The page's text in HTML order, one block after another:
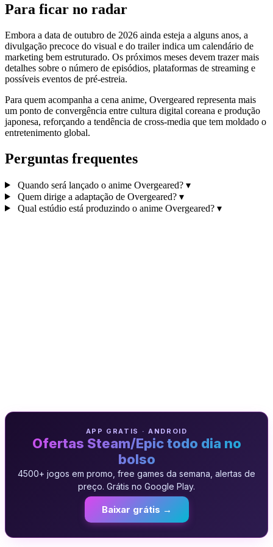
Para ficar no radar
Embora a data de outubro de 2026 ainda esteja a alguns anos, a
divulgação precoce do visual e do trailer indica um calendário de
marketing bem estruturado. Os próximos meses devem trazer mais
detalhes sobre o número de episódios, plataformas de streaming e
possíveis eventos de pré‑estreia.
Para quem acompanha a cena anime, Overgeared representa mais
um ponto de convergência entre cultura digital coreana e produção
japonesa, reforçando a tendência de cross‑media que tem moldado o
entretenimento global.
Perguntas frequentes
Quando será lançado o anime Overgeared? ▾
Quem dirige a adaptação de Overgeared? ▾
Qual estúdio está produzindo o anime Overgeared? ▾
APP GRATIS · ANDROID
Ofertas Steam/Epic todo dia no
bolso
4500+ jogos em promo, free games da semana, alertas de
preço. Grátis no Google Play.
Baixar grátis →